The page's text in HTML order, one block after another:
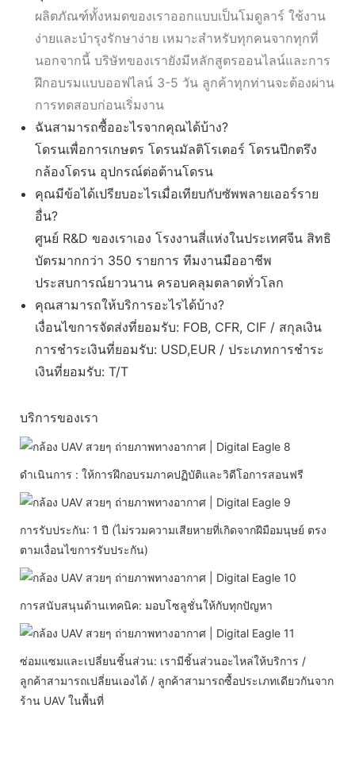
ผลิตภัณฑ์ทั้งหมดของเราออกแบบเป็นโมดูลาร์ ใช้งาน
ง่ายและบำรุงรักษาง่าย เหมาะสำหรับทุกคนจากทุกที่
นอกจากนี้ บริษัทของเรายังมีหลักสูตรออนไลน์และการ
ฝึกอบรมแบบออฟไลน์ 3-5 วัน ลูกค้าทุกท่านจะต้องผ่าน
การทดสอบก่อนเริ่มงาน
ฉันสามารถซื้ออะไรจากคุณได้บ้าง?
โดรนเพื่อการเกษตร โดรนมัลติโรเตอร์ โดรนปีกตรึง
กล้องโดรน อุปกรณ์ต่อต้านโดรน
คุณมีข้อได้เปรียบอะไรเมื่อเทียบกับซัพพลายเออร์ราย
อื่น?
ศูนย์ R&D ของเราเอง โรงงานสี่แห่งในประเทศจีน สิทธิ
บัตรมากกว่า 350 รายการ ทีมงานมืออาชีพ
ประสบการณ์ยาวนาน ครอบคลุมตลาดทั่วโลก
คุณสามารถให้บริการอะไรได้บ้าง?
เงื่อนไขการจัดส่งที่ยอมรับ: FOB, CFR, CIF / สกุลเงิน
การชำระเงินที่ยอมรับ: USD,EUR / ประเภทการชำระ
เงินที่ยอมรับ: T/T
บริการของเรา
ดำเนินการ : ให้การฝึกอบรมภาคปฏิบัติและวิดีโอการสอนฟรี
การรับประกัน: 1 ปี (ไม่รวมความเสียหายที่เกิดจากฝีมือมนุษย์ ตรง
ตามเงื่อนไขการรับประกัน)
การสนับสนุนด้านเทคนิค: มอบโซลูชั่นให้กับทุกปัญหา
ซ่อมแซมและเปลี่ยนชิ้นส่วน: เรามีชิ้นส่วนอะไหล่ให้บริการ /
ลูกค้าสามารถเปลี่ยนเองได้ / ลูกค้าสามารถซื้อประเภทเดียวกันจาก
ร้าน UAV ในพื้นที่